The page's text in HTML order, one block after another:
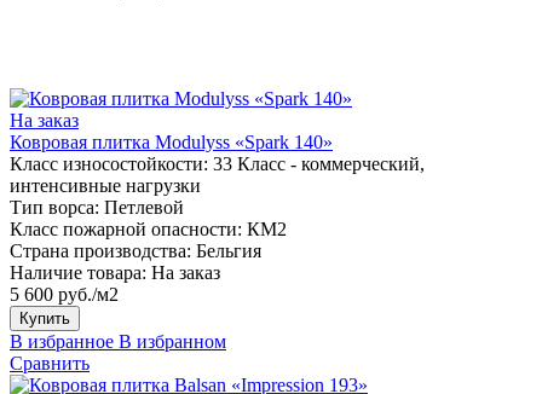
На заказ
Ковровая плитка Modulyss «Spark 140»
Класс износостойкости: 33 Класс - коммерческий,
интенсивные нагрузки
Тип ворса: Петлевой
Класс пожарной опасности: КМ2
Страна производства: Бельгия
Наличие товара: На заказ
5 600 руб./м2
Купить
В избранное В избранном
Сравнить